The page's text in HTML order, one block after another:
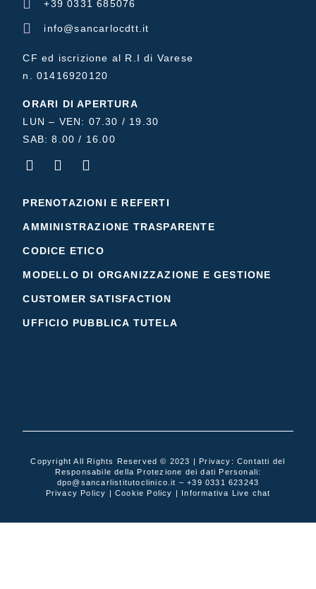
+39 0331 685076
info@sancarlocdtt.it
CF ed iscrizione al R.I di Varese
n. 01416920120
ORARI DI APERTURA
LUN – VEN: 07.30 / 19.30
SAB: 8.00 / 16.00
PRENOTAZIONI E REFERTI
AMMINISTRAZIONE TRASPARENTE
CODICE ETICO
MODELLO DI ORGANIZZAZIONE E GESTIONE
CUSTOMER SATISFACTION
UFFICIO PUBBLICA TUTELA
Copyright All Rights Reserved © 2023 | Privacy: Contatti del
Responsabile della Protezione dei dati Personali:
dpo@sancarlistitutoclinico.it –+39 0331 623243
Privacy Policy
Cookie Policy Informativa Live chat